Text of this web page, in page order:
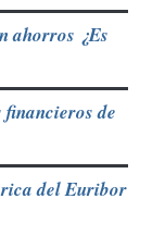
ahorros ¿Es
de
del Euribor